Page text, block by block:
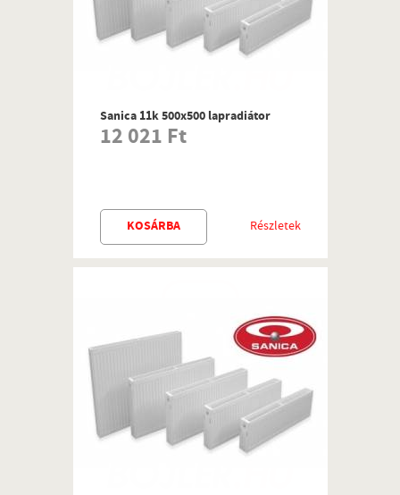
Sanica 11k 500x500 lapradiátor
12 021 Ft
Részletek
KOSÁRBA